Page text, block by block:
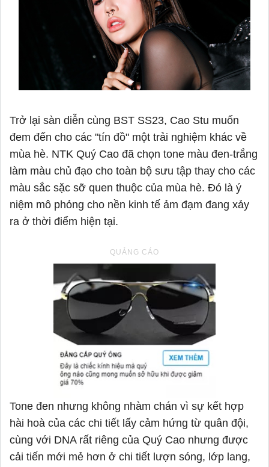
Trở lại sàn diễn cùng BST SS23, Cao Stu muốn
đem đến cho các "tín đồ" một trải nghiệm khác về
mùa hè. NTK Quý Cao đã chọn tone màu đen-trắng
làm màu chủ đạo cho toàn bộ sưu tập thay cho các
màu sắc sặc sỡ quen thuộc của mùa hè. Đó là ý
niệm mô phỏng cho nền kinh tế ảm đạm đang xảy
ra ở thời điểm hiện tại.
Tone đen nhưng không nhàm chán vì sự kết hợp
hài hoà của các chi tiết lấy cảm hứng từ quân đội,
cùng với DNA rất riêng của Quý Cao nhưng được
cải tiến mới mẻ hơn ở chi tiết lượn sóng, lớp lang,